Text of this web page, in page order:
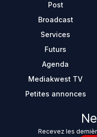
Post
Broadcast
Services
Futurs
Agenda
Mediakwest TV
Petites annonces
Recevez les